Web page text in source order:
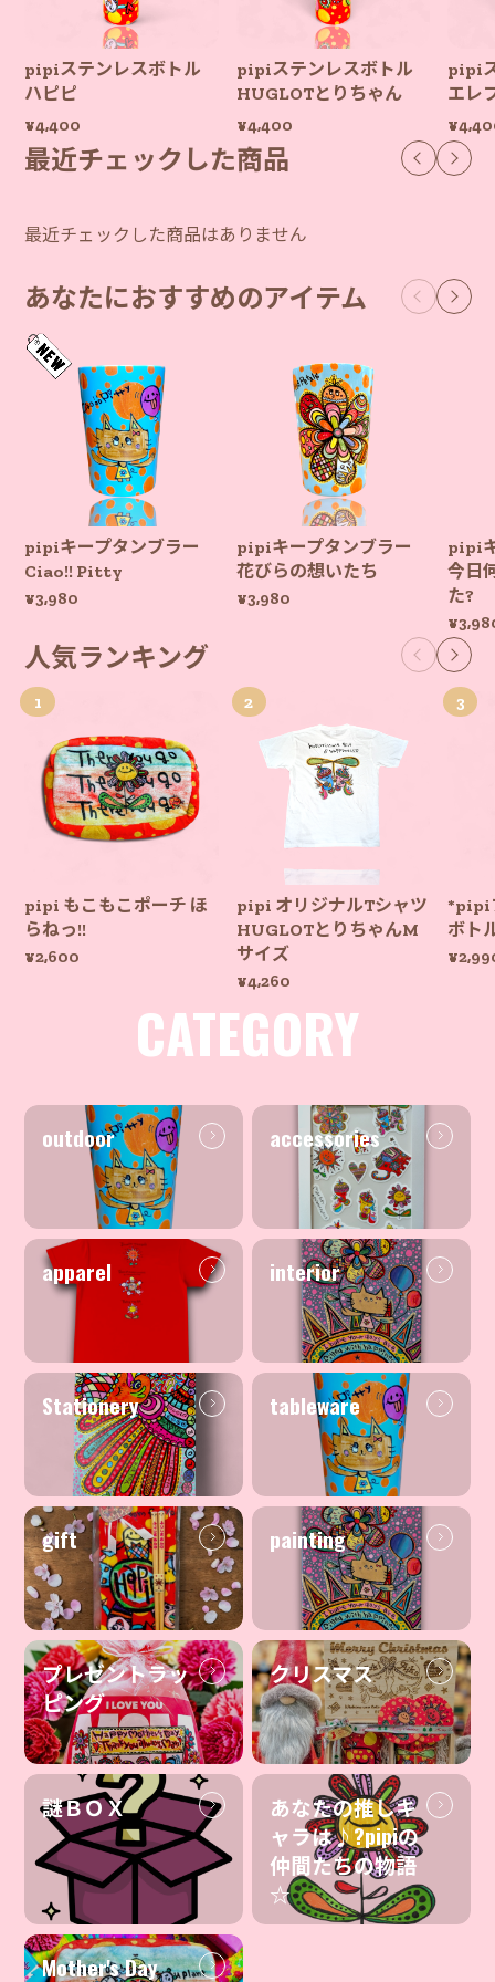
pipiステンレスボトル
ハピピ
¥4,400
pipiステンレスボトル
HUGLOTとりちゃん
¥4,400
pipi
エレ
最近チェックした商品
最近チェックした商品はありません
あなたにおすすめのアイテム
pipiキープタンブラー
Ciao!! Pitty
¥3,980
pipiキープタンブラー
花びらの想いたち
¥3,980
pipi
今日
た?
人気ランキング
pipi もこもこポーチ ほ
らねっ!!
¥2,600
pipi オリジナルTシャツ
HUGLOTとりちゃんM
サイズ
¥4,260
*pipi
ボト
CATEGORY
outdoor accessories
apparel interior
Stationery tableware
gift painting
プレゼントラッ
ピング
クリスマス
謎ＢＯＸ
あなたの推しキ
ャラは♪?pipiの
仲間たちの物語
☆
Mother's Day